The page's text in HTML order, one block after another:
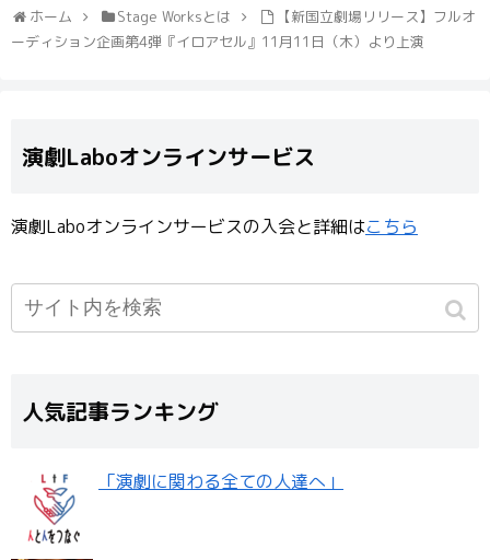
ホーム Stage Worksとは
【新国立劇場リリース】フルオ
ーディション企画第4弾『イロアセル』11月11日（木）より上演
演劇Laboオンラインサービス
演劇Laboオンラインサービスの入会と詳細はこちら
人気記事ランキング
「演劇に関わる全ての人達へ」